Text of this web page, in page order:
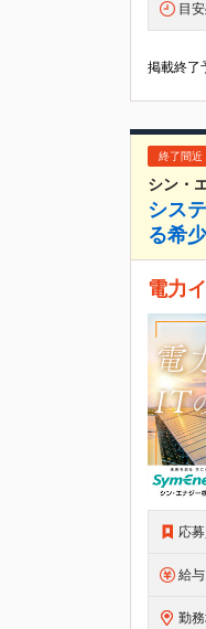
目
掲載終了
終了間近
シン・
シス
る希
電力
応
給与
勤